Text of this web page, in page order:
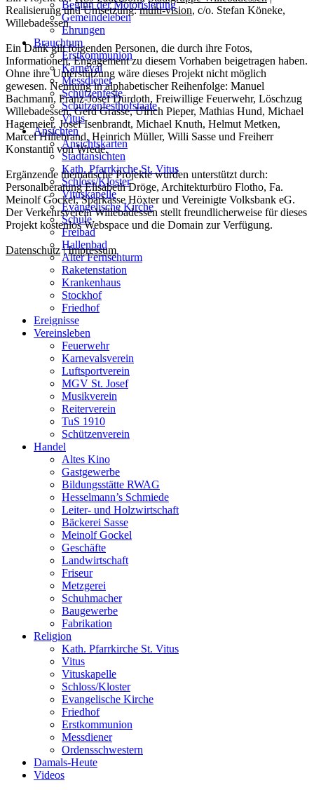
Beginn der Motorisierung
Gemeindeleben
Ehrungen
Brauchtum
Erstkommunion
Karneval
Messdiener
Schützenfeste
Schützenfesthofstaate
Vitus
Ansichten
Ansichtskarten
Stadtansichten
Kath. Pfarrkirche St. Vitus
Schloss/Kloster
Vituskapelle
Evangelische Kirche
Schule
Freibad
Hallenbad
Alter Fernsehturm
Raketenstation
Krankenhaus
Stockhof
Friedhof
Ereignisse
Vereinsleben
Feuerwehr
Karnevalsverein
Luftsportverein
MGV St. Josef
Musikverein
Reiterverein
TuS 1910
Schützenverein
Handel
Altes Kino
Gastgewerbe
Bildungsstätte RWAG
Hesselmann’s Schmiede
Leiter- und Holzwirtschaft
Bäckerei Sasse
Meinolf Gockel
Geschäfte
Landwirtschaft
Friseur
Metzgerei
Schuhmacher
Baugewerbe
Fabrikation
Religion
Kath. Pfarrkirche St. Vitus
Vitus
Vituskapelle
Schloss/Kloster
Evangelische Kirche
Friedhof
Erstkommunion
Messdiener
Ordensschwestern
Damals-Heute
Videos
Realisierung und Umsetzung:multi-vision, c/o. Stefan Köneke,
Willebadessen
Ein Dank gilt folgenden Personen, die durch ihre Fotos,
Informationen, Engagement zu diesem Vorhaben beigetragen haben.
Ohne ihre Unterstützung wäre dieses Projekt nicht möglich
gewesen. Nennung in alphabetischer Reihenfolge: Manuel
Bachmann, Franz-Josef Dürdoth, Freiwillige Feuerwehr, Löschzug
Willebadessen, Gerd Grasse, Ulrich Pieper, Mathias Hund, Michael
Hagemeier, Josef Isenbrandt, Michael Knuth, Helmut Metken,
Marcel Hillebrand, Heinrich Müller, Willi Sasse und Freiherr
Konstantin von Wrede.
Ergänzende thematische Projekte wurden unterstützt durch:
Personalberatung Elisabeth Dröge, Architekturbüro Flotho, Fa.
Meinolf Gockel, Sparkasse Höxter und Vereinigte Volksbank eG.
Der Verkehrsverein Willebadessen stellt freundlicherweise für dieses
Projekt kostenlos Webspace und die Domain zur Verfügung.
Datenschutz|Impressum